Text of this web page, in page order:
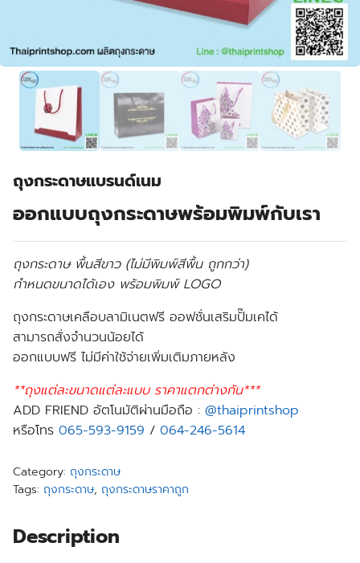
ถุงกระดาษแบรนด์เนม
ออกแบบถุงกระดาษพร้อมพิมพ์กับเรา
ถุงกระดาษ พื้นสีขาว (ไม่มีพิมพ์สีพื้น ถูกกว่า)
กำหนดขนาดได้เอง พร้อมพิมพ์ LOGO
ถุงกระดาษเคลือบลามิเนตฟรี ออฟชั่นเสริมปั๊มเคได้
สามารถสั่งจำนวนน้อยได้
ออกแบบฟรี ไม่มีค่าใช้จ่ายเพิ่มเติมภายหลัง
**ถุงแต่ละขนาดแต่ละแบบ ราคาแตกต่างกัน***
ADD FRIEND อัตโนมัติผ่านมือถือ : @thaiprintshop
หรือโทร 065-593-9159 / 064-246-5614
Category: ถุงกระดาษ
Tags: ถุงกระดาษ, ถุงกระดาษราคาถูก
Description